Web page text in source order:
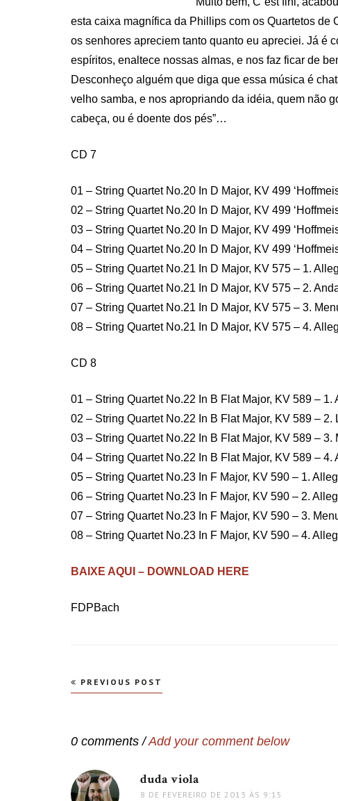
esta caixa magnífica da Phillips com os Quartetos de
os senhores apreciem tanto quanto eu apreciei. Já é
espíritos, enaltece nossas almas, e nos faz ficar de
Desconheço alguém que diga que essa música é
velho samba, e nos apropriando da idéia, quem não
cabeça, ou é doente dos pés”…
CD 7
01 – String Quartet No.20 In D Major, KV 499
02 – String Quartet No.20 In D Major, KV 499
03 – String Quartet No.20 In D Major, KV 499
04 – String Quartet No.20 In D Major, KV 499
05 – String Quartet No.21 In D Major, KV 575 – 1.
06 – String Quartet No.21 In D Major, KV 575 – 2.
07 – String Quartet No.21 In D Major, KV 575 – 3.
08 – String Quartet No.21 In D Major, KV 575 – 4.
CD 8
01 – String Quartet No.22 In B Flat Major, KV 589 – 1.
02 – String Quartet No.22 In B Flat Major, KV 589 – 2.
03 – String Quartet No.22 In B Flat Major, KV 589 – 3.
04 – String Quartet No.22 In B Flat Major, KV 589 – 4.
05 – String Quartet No.23 In F Major, KV 590 – 1.
06 – String Quartet No.23 In F Major, KV 590 – 2.
07 – String Quartet No.23 In F Major, KV 590 – 3.
08 – String Quartet No.23 In F Major, KV 590 – 4.
BAIXE AQUI – DOWNLOAD HERE
FDPBach
Navegação
PREVIOUS POST
0 comments /Add your comment below
duda viola
8 DE FEVEREIRO DE 2013 ÀS 9:15